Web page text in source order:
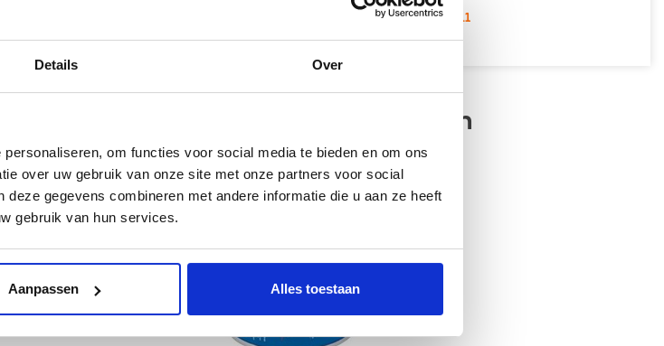
Details Over
om functies voor social media te bieden en om ons
over uw gebruik van onze site met onze partners voor social
gegevens combineren met andere informatie die u aan ze heeft
gebruik van hun services.
Aanpassen Alles toestaan
18.000+ klanten beoordelen ons met een
9.1
lichtbron tijdens het
ophangbeugel en biedt
ervoor dat je nooit in
avontuurlijke
Gerelateerde artikelen